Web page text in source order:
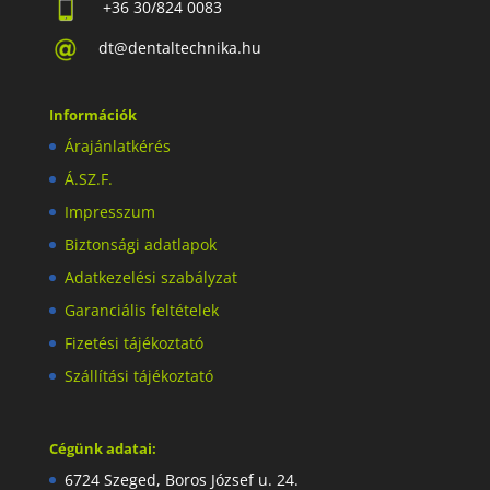
+36 30/824 0083
dt@dentaltechnika.hu
Információk
Árajánlatkérés
Á.SZ.F.
Impresszum
Biztonsági adatlapok
Adatkezelési szabályzat
Garanciális feltételek
Fizetési tájékoztató
Szállítási tájékoztató
Cégünk adatai:
6724 Szeged, Boros József u. 24.